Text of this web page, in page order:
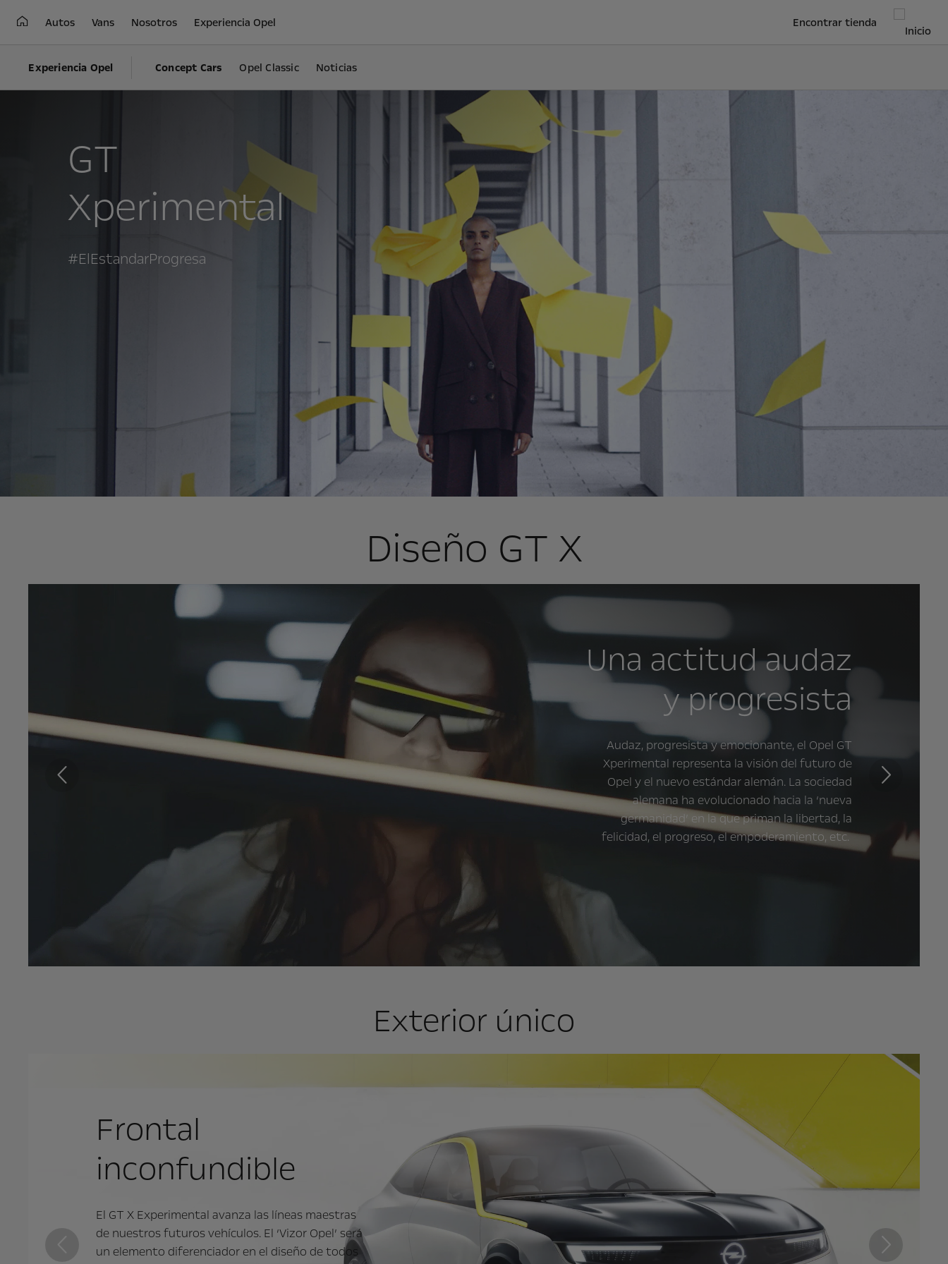
Encontrar tienda
Autos Vans Nosotros Experiencia Opel
Experiencia Opel Concept Cars Opel Classic Noticias
GT
Xperimental
#ElEstandarProgresa
Diseño GT X
Una actitud audaz
y progresista
Audaz, progresista y emocionante, el Opel GT
Xperimental representa la visión del futuro de
Opel y el nuevo estándar alemán. La sociedad
alemana ha evolucionado hacia la ‘nueva
germanidad’ en la que priman la libertad, la
felicidad, el progreso, el empoderamiento, etc.
Exterior único
Frontal
inconfundible
El GT X Experimental avanza las líneas maestras
de nuestros futuros vehículos. El ‘Vizor Opel’ será
un elemento diferenciador en el diseño de todos